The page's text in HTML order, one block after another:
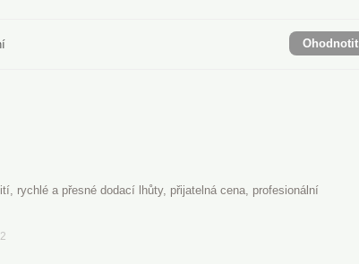
Ohodnotit
rychlé a přesné dodací lhůty, přijatelná cena, profesionální
2